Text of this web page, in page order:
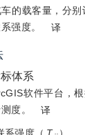
的载客量，分
强度。
译
体系
软件平台，
度。
译